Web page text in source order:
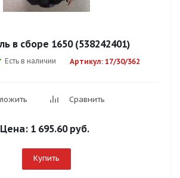
в сборе 1650 (538242401)
Есть в наличии Артикул: 17/30/362
Сравнить
Цена: 1 695.60 руб.
Купить